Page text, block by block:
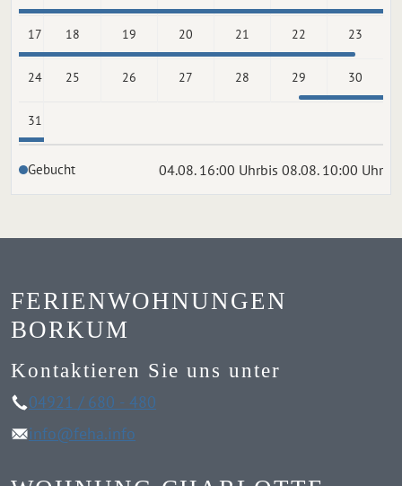
17 18 19 20 21 22 23
24 25 26 27 28 29 30
31
Gebucht 04.08. 16:00 Uhrbis 08.08. 10:00 Uhr
FERIENWOHNUNGEN
BORKUM
Kontaktieren Sie uns unter
04921 / 680 - 480
info@feha.info